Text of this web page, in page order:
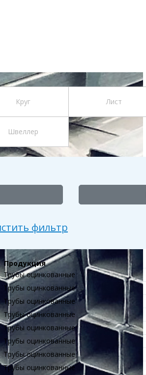
Круг Лист
Швеллер
Продукция
Трубы оцинкованные
Трубы оцинкованные
Трубы оцинкованные
Трубы оцинкованные
Трубы оцинкованные
Трубы оцинкованные
Трубы оцинкованные
Трубы оцинкованные